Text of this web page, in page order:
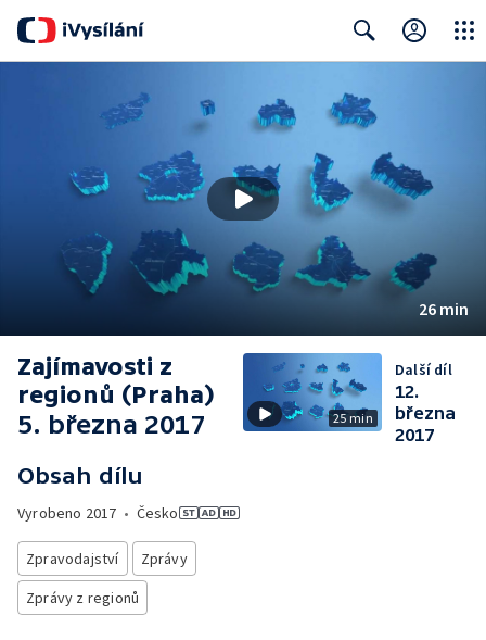
26 min
Zajímavosti z
regionů (Praha)
5. března 2017
Obsah dílu
Vyrobeno 2017 • Česko
Zpravodajství
Zprávy
Zprávy z regionů
25 min
Další díl
12.
března
2017